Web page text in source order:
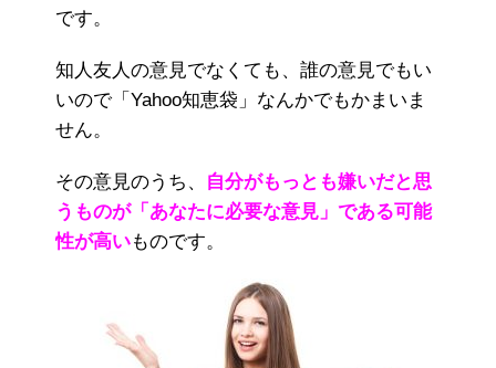
です。
知人友人の意見でなくても、誰の意見でもい
いので「Yahoo知恵袋」なんかでもかまいま
せん。
その意見のうち、
自分がもっとも嫌いだと思
うものが「あなたに必要な意見」である可能
性が高いものです。